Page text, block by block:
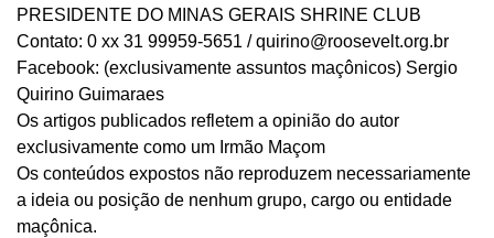
PRESIDENTE DO MINAS GERAIS SHRINE CLUB
Contato: 0 xx 31 99959-5651 / quirino@roosevelt.org.br
Facebook: (exclusivamente assuntos maçônicos) Sergio
Quirino Guimaraes
Os artigos publicados refletem a opinião do autor
exclusivamente como um Irmão Maçom
Os conteúdos expostos não reproduzem necessariamente
a ideia ou posição de nenhum grupo, cargo ou entidade
maçônica.